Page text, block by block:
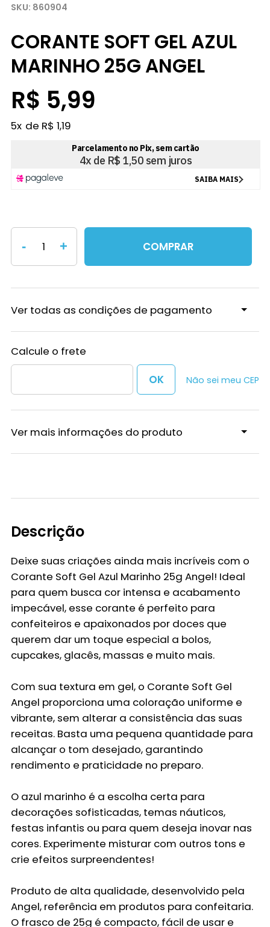
860904
CORANTE SOFT GEL AZUL
MARINHO 25G ANGEL
R$ 5,99
5x R$ 1,19
- + COMPRAR
Ver todas as condições de pagamento
Não sei meu CEP
Ver mais informações do produto
Descrição
Deixe suas criações ainda mais incríveis com o
Corante Soft Gel Azul Marinho 25g Angel! Ideal
para quem busca cor intensa e acabamento
impecável, esse corante é perfeito para
confeiteiros e apaixonados por doces que
querem dar um toque especial a bolos,
cupcakes, glacês, massas e muito mais.
Com sua textura em gel, o Corante Soft Gel
Angel proporciona uma coloração uniforme e
vibrante, sem alterar a consistência das suas
receitas. Basta uma pequena quantidade para
alcançar o tom desejado, garantindo
rendimento e praticidade no preparo.
O azul marinho é a escolha certa para
decorações sofisticadas, temas náuticos,
festas infantis ou para quem deseja inovar nas
cores. Experimente misturar com outros tons e
crie efeitos surpreendentes!
Produto de alta qualidade, desenvolvido pela
Angel, referência em produtos para confeitaria.
O frasco de 25g é compacto, fácil de usar e